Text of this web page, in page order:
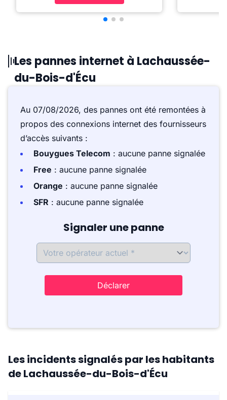
Les pannes internet à Lachaussée-
du-Bois-d'Écu
Au 07/08/2026, des pannes ont été remontées à
propos des connexions internet des fournisseurs
d’accès suivants :
Bouygues Telecom : aucune panne signalée
Free : aucune panne signalée
Orange : aucune panne signalée
SFR : aucune panne signalée
Signaler une panne
Déclarer
Les incidents signalés par les habitants
de Lachaussée-du-Bois-d'Écu